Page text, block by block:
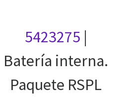
5423275 |
Batería interna.
Paquete RSPL